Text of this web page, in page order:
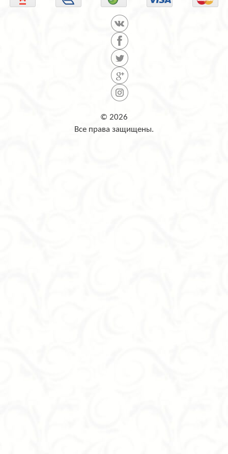
© 2026
Все права защищены.